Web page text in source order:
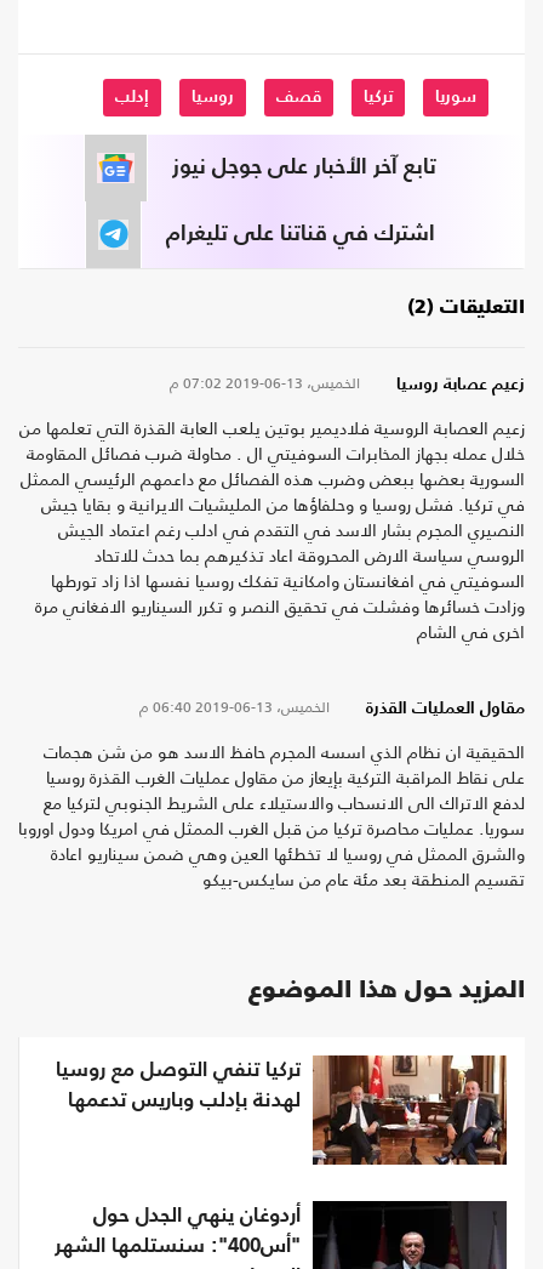
سوريا تركيا قصف روسيا إدلب
تابع آخر الأخبار على جوجل نيوز
اشترك في قناتنا على تليغرام
التعليقات (2)
زعيم عصابة روسيا الخميس، 13-06-2019 07:02 م
زعيم العصابة الروسية فلاديمير بوتين يلعب العابة القذرة التي تعلمها من
خلال عمله بجهاز المخابرات السوفيتي ال . محاولة ضرب فصائل المقاومة
السورية بعضها ببعض وضرب هذه الفصائل مع داعمهم الرئيسي الممثل
في تركيا. فشل روسيا و وحلفاؤها من المليشيات الايرانية و بقايا جيش
النصيري المجرم بشار الاسد في التقدم في ادلب رغم اعتماد الجيش
الروسي سياسة الارض المحروقة اعاد تذكيرهم بما حدث للاتحاد
السوفيتي في افغانستان وامكانية تفكك روسيا نفسها اذا زاد تورطها
وزادت خسائرها وفشلت في تحقيق النصر و تكرر السيناريو الافغاني مرة
اخرى في الشام
مقاول العمليات القذرة الخميس، 13-06-2019 06:40 م
الحقيقية ان نظام الذي اسسه المجرم حافظ الاسد هو من شن هجمات
على نقاط المراقبة التركية بإيعاز من مقاول عمليات الغرب القذرة روسيا
لدفع الاتراك الى الانسحاب والاستيلاء على الشريط الجنوبي لتركيا مع
سوريا. عمليات محاصرة تركيا من قبل الغرب الممثل في امريكا ودول اوروبا
والشرق الممثل في روسيا لا تخطئها العين وهي ضمن سيناريو اعادة
تقسيم المنطقة بعد مئة عام من سايكس-بيكو
المزيد حول هذا الموضوع
تركيا تنفي التوصل مع روسيا
لهدنة بإدلب وباريس تدعمها
أردوغان ينهي الجدل حول
"أس400": سنستلمها الشهر